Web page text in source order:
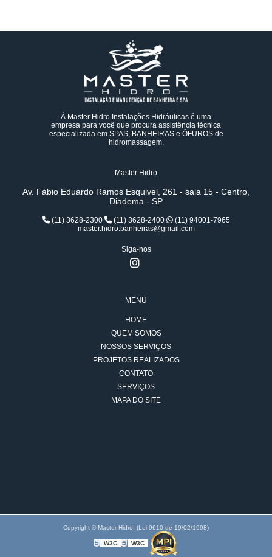
Á Master Hidro Instalações Hidráulicas é uma
empresa para você que procura assistência técnica
especializada em SPAS, BANHEIRAS e ÔFUROS de
hidromassagem.
Master Hidro
Av. Fábio Eduardo Ramos Esquivel, 261 - sala 15 - Centro,
Diadema - SP
(11) 3628-2300 (11) 3628-2400
(11) 94001-7965
master.hidro.banheiras@gmail.com
Siga-nos
MENU
HOME
QUEM SOMOS
NOSSOS SERVIÇOS
PROJETOS REALIZADOS
CONTATO
SERVIÇOS
MAPA DO SITE
Copyright © Master Hidro. (Lei 9610 de 19/02/1998)
W3C W3C